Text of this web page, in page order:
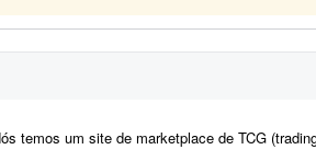
um site de marketplace de TCG (trading card game) chamado Capital